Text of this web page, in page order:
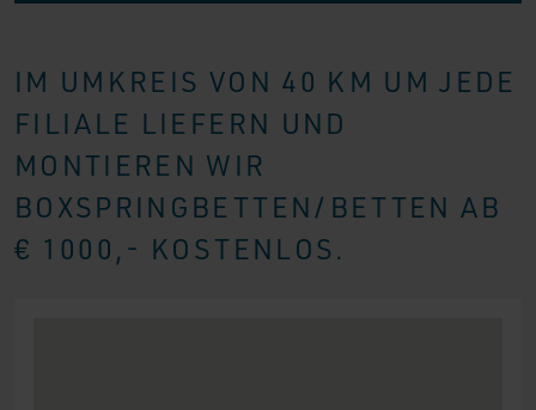
IM UMKREIS VON 40 KM UM JEDE
FILIALE LIEFERN UND
MONTIEREN WIR
BOXSPRINGBETTEN/BETTEN AB
€ 1000,- KOSTENLOS.